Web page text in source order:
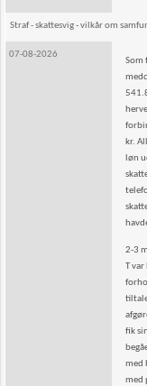
Straf - skattesvig - vilkår om
07-08-2026
Som
kr.
løn
2-3
T
fik
med
med